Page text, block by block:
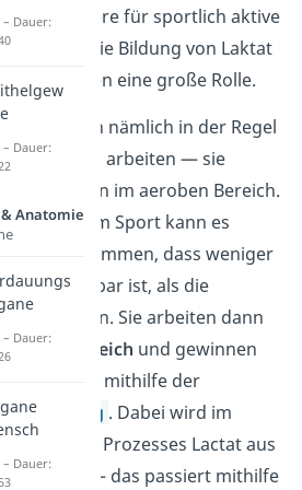
Insbesondere für sportlich aktive
spielt die Bildung von Laktat
eine große Rolle.
brauchen nämlich in der Regel
, um zu arbeiten — sie
dann im aeroben Bereich.
intensivem Sport kann es
dazu kommen, dass weniger
verfügbar ist, als die
benötigen. Sie arbeiten dann
Bereich und gewinnen
Energie mithilfe der
. Dabei wird im
Schritt des Prozesses Lactat aus
gebildet — das passiert mithilfe
Dauer:
Dauer:
Anatomie
– Dauer:
Dauer: